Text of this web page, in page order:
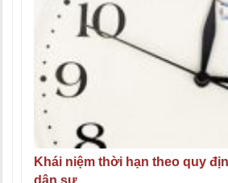
Khái niệm thời hạn theo quy
dân sự